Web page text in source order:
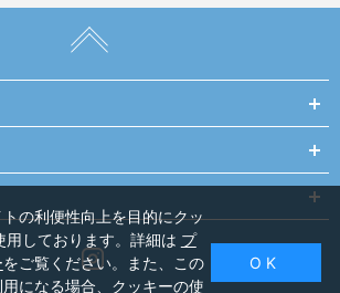
Instagram
の利便性向上を目的にクッ
しております。詳細は プ
をご覧ください。また、この
になる場合、クッキーの使
O K